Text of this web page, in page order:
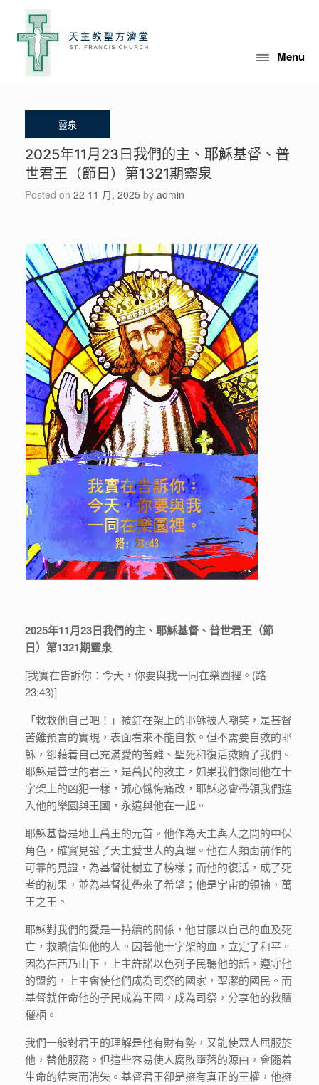
content
Menu
2025年11月23日我們的主、耶穌基督、普
世君王（節日）第1321期靈泉
Posted on 22 11 月, 2025 by admin
2025年11月23日我們的主、耶穌基督、普世君王（節
日）第1321期靈泉
[我實在告訴你：今天，你要與我一同在樂園裡。(路
23:43)]
「救救他自己吧！」被釘在架上的耶穌被人嘲笑，是基督
苦難預言的實現，表面看來不能自救。但不需要自救的耶
穌，卻藉着自己充滿愛的苦難、聖死和復活救贖了我們。
耶穌是普世的君王，是萬民的救主，如果我們像同他在十
字架上的凶犯一樣，誠心懺悔痛改，耶穌必會帶領我們進
入他的樂園與王國，永遠與他在一起。
耶穌基督是地上萬王的元首。他作為天主與人之間的中保
角色，確實見證了天主愛世人的真理。他在人類面前作的
可靠的見證，為基督徒樹立了榜樣；而他的復活，成了死
者的初果，並為基督徒帶來了希望；他是宇宙的領袖，萬
王之王。
耶穌對我們的愛是一持續的關係，他甘願以自己的血及死
亡，救贖信仰他的人。因著他十字架的血，立定了和平。
因為在西乃山下，上主許諾以色列子民聽他的話，遵守他
的盟約，上主會使他們成為司祭的國家，聖潔的國民。而
基督就任命他的子民成為王國，成為司祭，分享他的救贖
權柄。
我們一般對君王的理解是他有財有勢，又能使眾人屈服於
他，替他服務。但這些容易使人腐敗墮落的源由，會隨着
生命的結束而消失。基督君王卻是擁有真正的王權，他擁